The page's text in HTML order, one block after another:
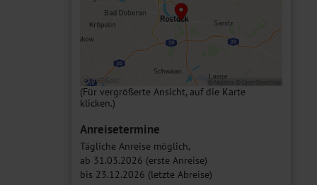
(Für vergrößerte Ansicht, auf die Karte
klicken.)
Anreisetermine
Tägliche Anreise möglich,
ab 31.03.2026 (erste Anreise)
bis 23.12.2026 (letzte Abreise)